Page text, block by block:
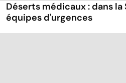
Déserts médicaux : dans
équipes d'urgences